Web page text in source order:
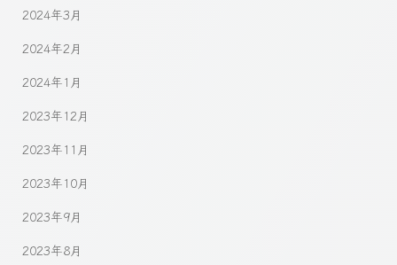
2024年3月
2024年2月
2024年1月
2023年12月
2023年11月
2023年10月
2023年9月
2023年8月